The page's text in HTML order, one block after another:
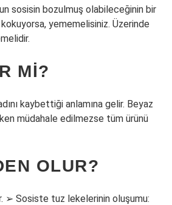
sosisin bozulmuş olabileceğinin bir
yememelisiniz. Üzerinde
MI?
kaybettiği anlamına gelir. Beyaz
müdahale edilmezse tüm ürünü
OLUR?
➢ Sosiste tuz lekelerinin oluşumu: